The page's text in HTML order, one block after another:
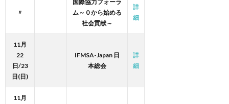
〃
国際協力フォーラ
ム～０から始める
社会貢献～
詳
細
11月
22
日/23
日(日)
IFMSA-Japan 日
本総会
詳
細
11月